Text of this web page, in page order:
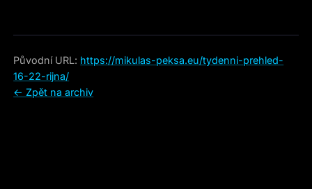
Původní URL: https://mikulas-peksa.eu/tydenni-prehled-
16-22-rijna/
← Zpět na archiv